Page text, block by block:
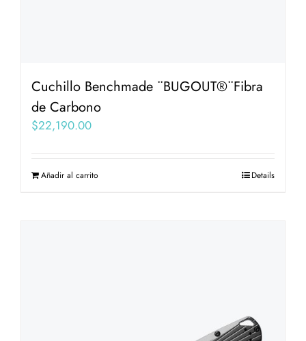
Cuchillo Benchmade ¨BUGOUT®¨Fibra
de Carbono
$22,190.00
Añadir al carrito Details